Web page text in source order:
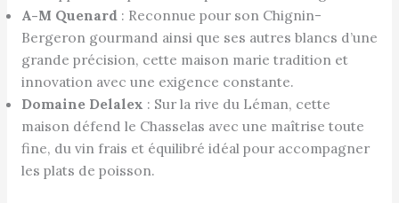
A-M Quenard : Reconnue pour son Chignin-
Bergeron gourmand ainsi que ses autres blancs d’une
grande précision, cette maison marie tradition et
innovation avec une exigence constante.
Domaine Delalex : Sur la rive du Léman, cette
maison défend le Chasselas avec une maîtrise toute
fine, du vin frais et équilibré idéal pour accompagner
les plats de poisson.